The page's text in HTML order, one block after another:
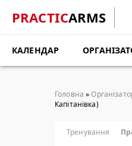
PRACTICARMS
КАЛЕНДАР
Головна »
Капітанівка)
Тренування